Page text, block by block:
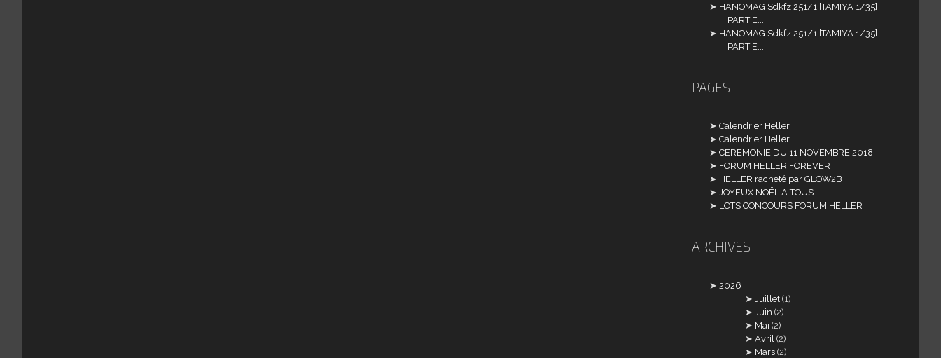
HANOMAG Sdkfz 251/1 [TAMIYA 1/35]
PARTIE...
HANOMAG Sdkfz 251/1 [TAMIYA 1/35]
PARTIE...
PAGES
Calendrier Heller
Calendrier Heller
CEREMONIE DU 11 NOVEMBRE 2018
FORUM HELLER FOREVER
HELLER racheté par GLOW2B
JOYEUX NOËL A TOUS
LOTS CONCOURS FORUM HELLER
ARCHIVES
2026
Juillet (1)
Juin (2)
Mai (2)
Avril (2)
Mars (2)